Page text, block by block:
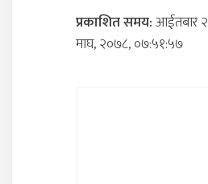
प्रकाशित समय:आईतबार २
माघ, २०७८, ०७:५१:५७